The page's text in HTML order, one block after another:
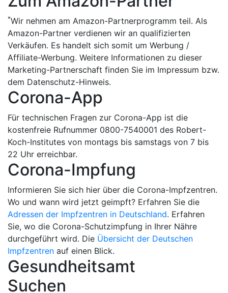
*Wir nehmen am Amazon-Partnerprogramm teil. Als
Amazon-Partner verdienen wir an qualifizierten
Verkäufen. Es handelt sich somit um Werbung /
Affiliate-Werbung. Weitere Informationen zu dieser
Marketing-Partnerschaft finden Sie im Impressum bzw.
dem Datenschutz-Hinweis.
Corona-App
Für technischen Fragen zur Corona-App ist die
kostenfreie Rufnummer 0800-7540001 des Robert-
Koch-Institutes von montags bis samstags von 7 bis
22 Uhr erreichbar.
Corona-Impfung
Informieren Sie sich hier über die Corona-Impfzentren.
Wo und wann wird jetzt geimpft? Erfahren Sie die
Adressen der Impfzentren in Deutschland. Erfahren
Sie, wo die Corona-Schutzimpfung in Ihrer Nähre
durchgeführt wird. Die Übersicht der Deutschen
Impfzentren auf einen Blick.
Gesundheitsamt
Suchen